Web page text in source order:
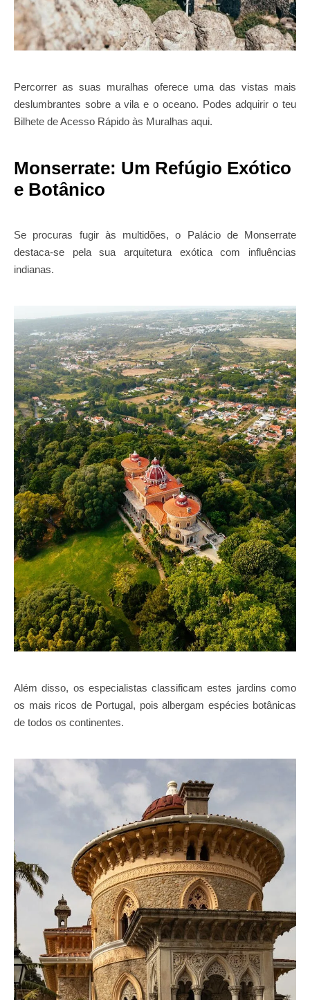
Percorrer as suas muralhas oferece uma das vistas mais
deslumbrantes sobre a vila e o oceano. Podes adquirir o teu
Bilhete de Acesso Rápido às Muralhas aqui.
Monserrate: Um Refúgio Exótico
e Botânico
Se procuras fugir às multidões, o Palácio de Monserrate
destaca-se pela sua arquitetura exótica com influências
indianas.
Além disso, os especialistas classificam estes jardins como
os mais ricos de Portugal, pois albergam espécies botânicas
de todos os continentes.